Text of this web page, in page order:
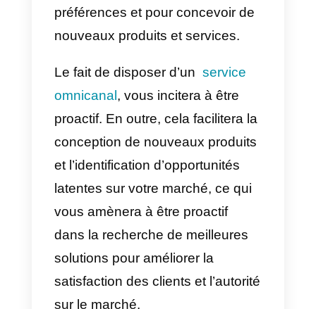
d’assistance à la clientèle
s’avérer difficile et parfois
accablant. Pour rendre cette
transition plus agréable et moins
stressante, voici quelques
conseils pour passer à une
assistance à la clientèle
proactive:
a) Mettre en place un service